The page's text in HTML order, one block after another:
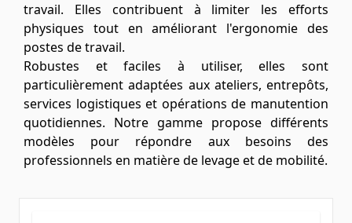
travail. Elles contribuent à limiter les efforts
physiques tout en améliorant l'ergonomie des
postes de travail.
Robustes et faciles à utiliser, elles sont
particulièrement adaptées aux ateliers, entrepôts,
services logistiques et opérations de manutention
quotidiennes. Notre gamme propose différents
modèles pour répondre aux besoins des
professionnels en matière de levage et de mobilité.